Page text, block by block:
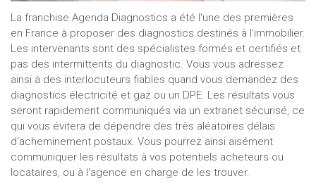
La franchise Agenda Diagnostics a été l'une des premières
en France à proposer des diagnostics destinés à l'immobilier.
Les intervenants sont des spécialistes formés et certifiés et
pas des intermittents du diagnostic. Vous vous adressez
ainsi à des interlocuteurs fiables quand vous demandez des
diagnostics électricité et gaz ou un DPE. Les résultats vous
seront rapidement communiqués via un extranet sécurisé, ce
qui vous évitera de dépendre des très aléatoires délais
d'acheminement postaux. Vous pourrez ainsi aisément
communiquer les résultats à vos potentiels acheteurs ou
locataires, ou à l'agence en charge de les trouver.